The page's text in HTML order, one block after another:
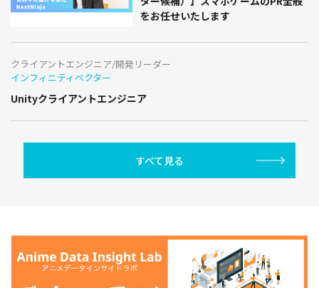
をお任せいたします
クライアントエンジニア/開発リーダー
インフィニティベクター
Unityクライアントエンジニア
すべて見る